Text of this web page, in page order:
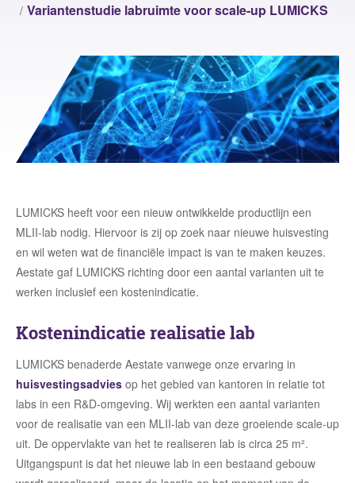
Variantenstudie labruimte voor scale-up LUMICKS
LUMICKS heeft voor een nieuw ontwikkelde productlijn een
MLII-lab nodig. Hiervoor is zij op zoek naar nieuwe huisvesting
en wil weten wat de financiële impact is van te maken keuzes.
Aestate gaf LUMICKS richting door een aantal varianten uit te
werken inclusief een kostenindicatie.
Kostenindicatie realisatie lab
LUMICKS benaderde Aestate vanwege onze ervaring in
huisvestingsadvies op het gebied van kantoren in relatie tot
labs in een R&D-omgeving. Wij werkten een aantal varianten
voor de realisatie van een MLII-lab van deze groeiende scale-up
uit. De oppervlakte van het te realiseren lab is circa 25 m².
Uitgangspunt is dat het nieuwe lab in een bestaand gebouw